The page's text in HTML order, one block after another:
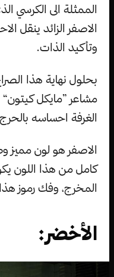
الممثلة الى الكرسي
الاصفر الزائد ينقل
وتأكيد الذات.
بحلول نهاية هذا
مشاعر ”مايكل
الغرفة احساسه
الاصفر هو لون مميز
كامل من هذا اللون
المخرج، وفك رموز
الأخضر: